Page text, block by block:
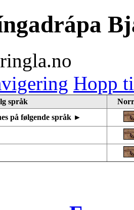
Hopp
språk
på følgende språk ►